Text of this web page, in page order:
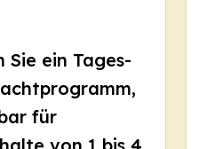
Sie ein Tages-
für